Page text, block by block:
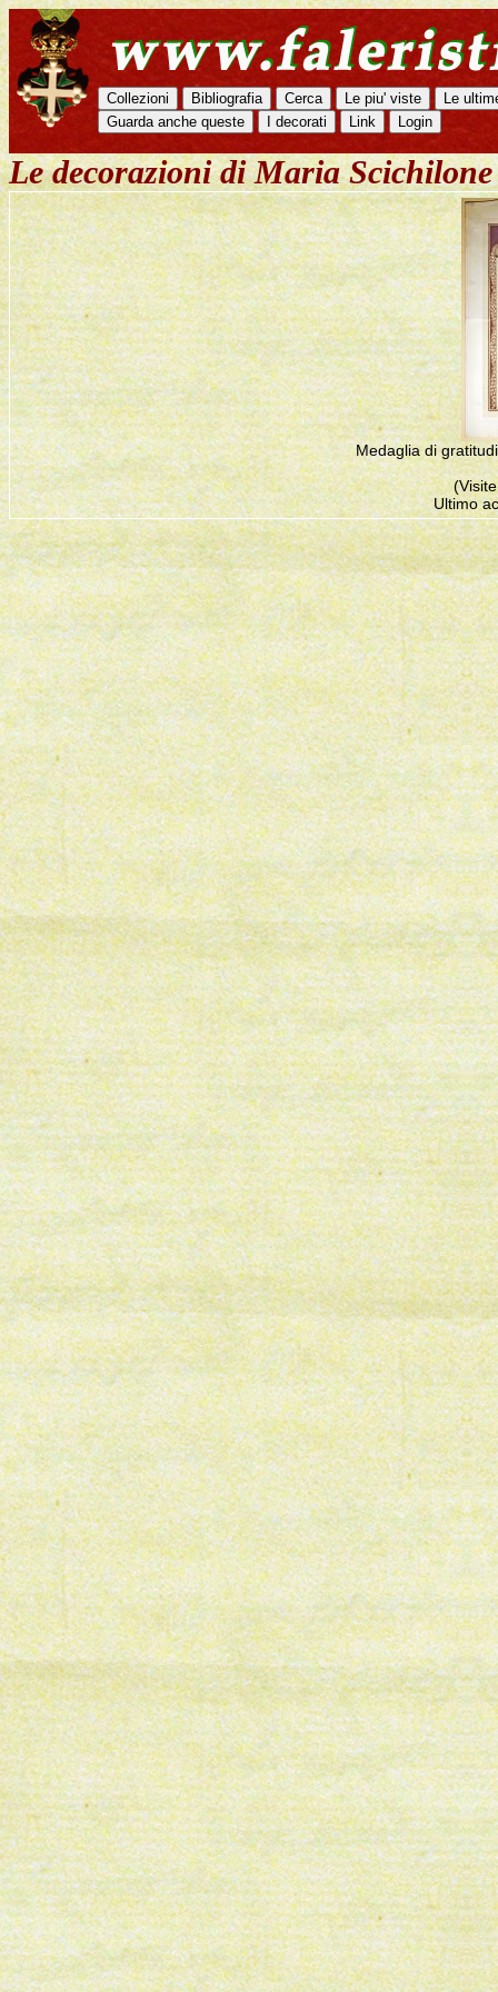
Le decorazioni di Maria Scichilone
Medaglia di
Ultimo